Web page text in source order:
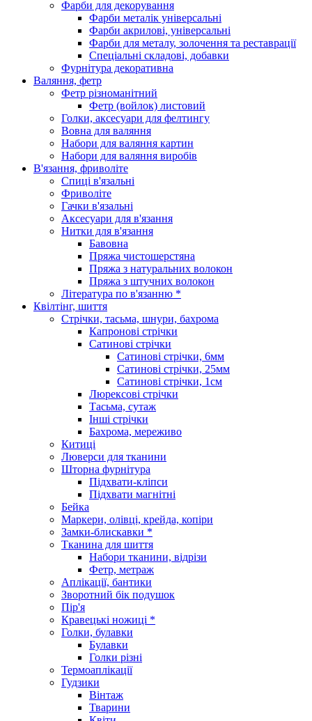
Фарби для декорування
Фарби металік універсальні
Фарби акрилові, універсальні
Фарби для металу, золочення та реставрації
Спеціальні складові, добавки
Фурнітура декоративна
Валяння, фетр
Фетр різноманітний
Фетр (войлок) листовий
Голки, аксесуари для фелтингу
Вовна для валяння
Набори для валяння картин
Набори для валяння виробів
В'язання, фриволіте
Спиці в'язальні
Фриволіте
Гачки в'язальні
Аксесуари для в'язання
Нитки для в'язання
Бавовна
Пряжа чистошерстяна
Пряжа з натуральних волокон
Пряжа з штучних волокон
Література по в'язанню *
Квілтінг, шиття
Стрічки, тасьма, шнури, бахрома
Капронові стрічки
Сатинові стрічки
Сатинові стрічки, 6мм
Сатинові стрічки, 25мм
Сатинові стрічки, 1см
Люрексові стрічки
Тасьма, сутаж
Інші стрічки
Бахрома, мереживо
Китиці
Люверси для тканини
Шторна фурнітура
Підхвати-кліпси
Підхвати магнітні
Бейка
Маркери, олівці, крейда, копіри
Замки-блискавки *
Тканина для шиття
Набори тканини, відрізи
Фетр, метраж
Аплікації, бантики
Зворотний бік подушок
Пір'я
Кравецькі ножиці *
Голки, булавки
Булавки
Голки різні
Термоаплікації
Гудзики
Вінтаж
Тварини